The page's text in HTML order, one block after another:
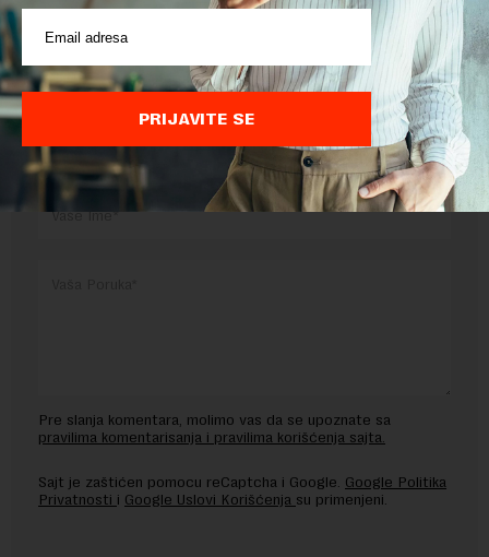
Preuzimanje delova teksta je dozvoljeno, ali uz obavezno navođenje
izvora i uz postavljanje linka ka izvornom tekstu na novaekonomija.rs
OSTAVITE ODGOVOR
Pre slanja komentara, molimo vas da se upoznate sa
pravilima komentarisanja i pravilima korišćenja sajta.
Sajt je zaštićen pomocu reCaptcha i Google. Google Politika
Privatnosti i Google Uslovi Korišćenja su primenjeni.
PRIJAVITE SE